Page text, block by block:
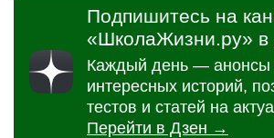
Подпишитесь на
«ШколаЖизни.ру» в
Каждый день — анонсы
интересных историй,
тестов и статей на
Перейти в Дзен →